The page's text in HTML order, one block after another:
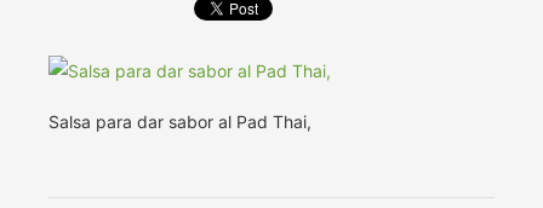
Salsa para dar sabor al Pad Thai,